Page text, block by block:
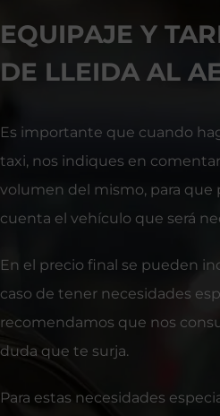
EQUIPAJE Y
DE LLEIDA AL
Es importante que cuando
taxi, nos indiques en
volumen del mismo, para que
cuenta el vehículo que será
En el precio final se pueden
caso de tener necesidades
recomendamos que nos
duda que te surja.
Para estas necesidades